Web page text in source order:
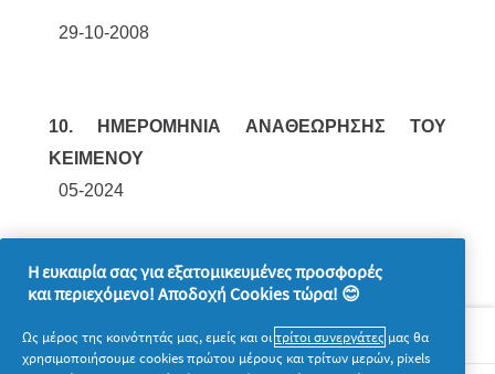
29-10-2008
10. ΗΜΕΡΟΜΗΝΙΑ ΑΝΑΘΕΩΡΗΣΗΣ ΤΟΥ
ΚΕΙΜΕΝΟΥ
05-2024
Σχετικά με την P&G
Η ευκαιρία σας για εξατομικευμένες προσφορές
και περιεχόμενο! Αποδοχή Cookies τώρα! 😊
Ως μέρος της κοινότητάς μας, εμείς και οιτρίτοι συνεργάτες μας θα
χρησιμοποιήσουμε cookies πρώτου μέρους και τρίτων μερών, pixels